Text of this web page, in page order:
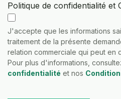
Politique de confidentialité et
J'accepte que les informations
traitement de la présente
relation commerciale qui peut en
Pour plus d'informations,
confidentialité et nos